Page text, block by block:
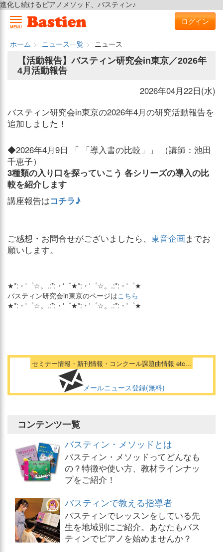
進化し続けるピアノメソッド、バスティン♪
MENU
ログイン
ホーム ニュース一覧
ニュース
【活動報告】バスティン研究会in東京／2026年
4月活動報告
2026年04月22日(水)
バスティン研究会in東京の2026年4月の研究活動報告を
追加しました！
◆2026年4月9日 「 「導入書の比較」」 （講師：池田
千恵子）
3種類の入り口を探っていこう 各シリーズの導入の比
較を紹介します
講座報告はコチラ♪
ご感想・お問合せがございましたら、 東音企画までお
願いします。
★*:・'゜☆。.:*:・'゜★*:・'゜☆。.:*:・'゜★
バスティン研究会in東京のページはこちら
★*:・'゜☆。.:*:・'゜★*:・'゜☆。.:*:・'゜★
セミナー情報・新刊情報・コンクール課題曲情報 etc...
メールニュース登録(無料)
コンテンツ一覧
バスティン・メソッドとは
バスティン・メソッドってどんなも
の？特徴や使い方、教材ラインナッ
プをご紹介！
バスティンで教える指導者
バスティンでレッスンをしている先
生を地域別にご紹介。あなたもバス
ティンでピアノを始めませんか？